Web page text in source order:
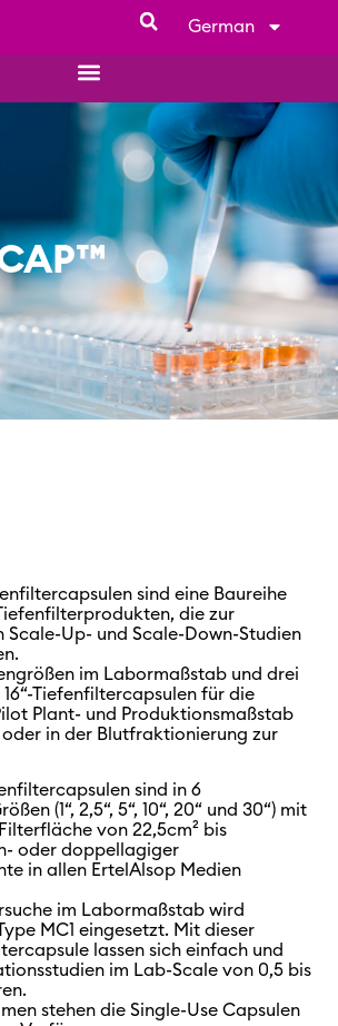
German
sind eine Baureihe
die zur
Scale-Up- und Scale-Down-Studien
im Labormaßstab und drei
Tiefenfiltercapsulenfür die
Plant- und Produktionsmaßstab
oder in der Blutfraktionierung zur
sind in 6
(1“, 2,5“, 5“, 10“, 20“ und 30“) mit
von22,5cm² bis
oder doppellagiger
in allen ErtelAlsop Medien
im Labormaßstab wird
MC1 eingesetzt. Mit dieser
lassen sich einfach und
im Lab-Scale von 0,5 bis
stehen die Single-Use Capsulen